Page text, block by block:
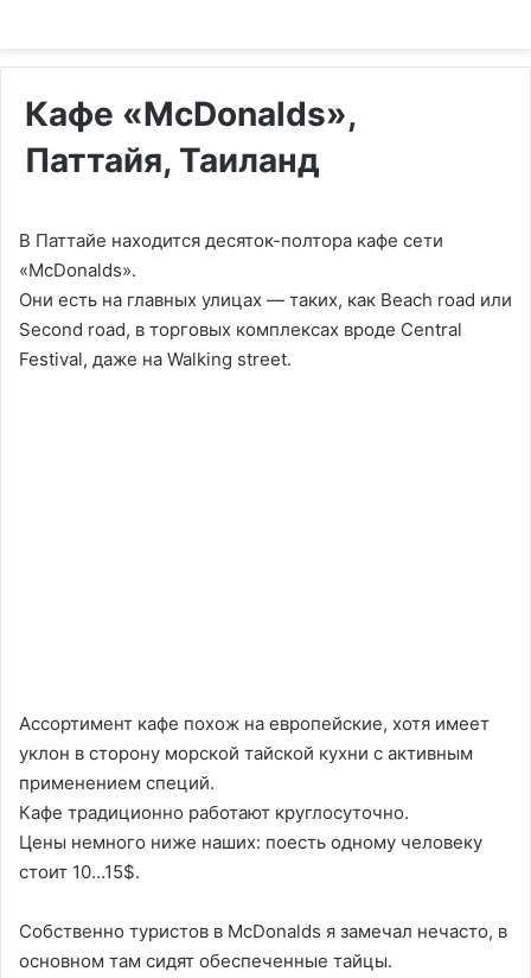
Кафе «McDonalds»,
Паттайя, Таиланд
В Паттайе находится десяток-полтора кафе сети
«McDonalds».
Они есть на главных улицах — таких, как Beach road или
Second road, в торговых комплексах вроде Central
Festival, даже на Walking street.
Ассортимент кафе похож на европейские, хотя имеет
уклон в сторону морской тайской кухни с активным
применением специй.
Кафе традиционно работают круглосуточно.
Цены немного ниже наших: поесть одному человеку
стоит 10…15$.
Собственно туристов в McDonalds я замечал нечасто, в
основном там сидят обеспеченные тайцы.